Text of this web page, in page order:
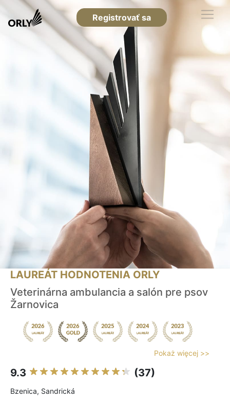
Registrovať sa
LAUREÁT HODNOTENIA ORLY
Veterinárna ambulancia a salón pre psov
Žarnovica
Pokaż więcej >>
9.3 (37)
Bzenica, Sandrická